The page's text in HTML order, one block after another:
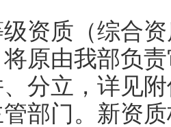
质（综合资
原由我部负
分立，详见
部门。新资